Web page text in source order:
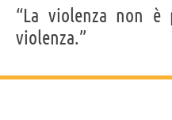
IDENTIKIT E DATI ANAGRAFICI
Nome
Andrew
Cognome Young
Nazionalità statunitense
“La violenza non è
violenza.”